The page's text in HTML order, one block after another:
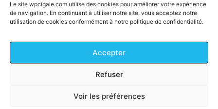
Le site wpcigale.com utilise des cookies pour améliorer votre expérience
de navigation. En continuant à utiliser notre site, vous acceptez notre
utilisation de cookies conformément à notre politique de confidentialité.
Accepter
Refuser
Voir les préférences
Plan du site Mentions légales
Confidentialité
© 2026 WP Cigale -Tous droits réservés.